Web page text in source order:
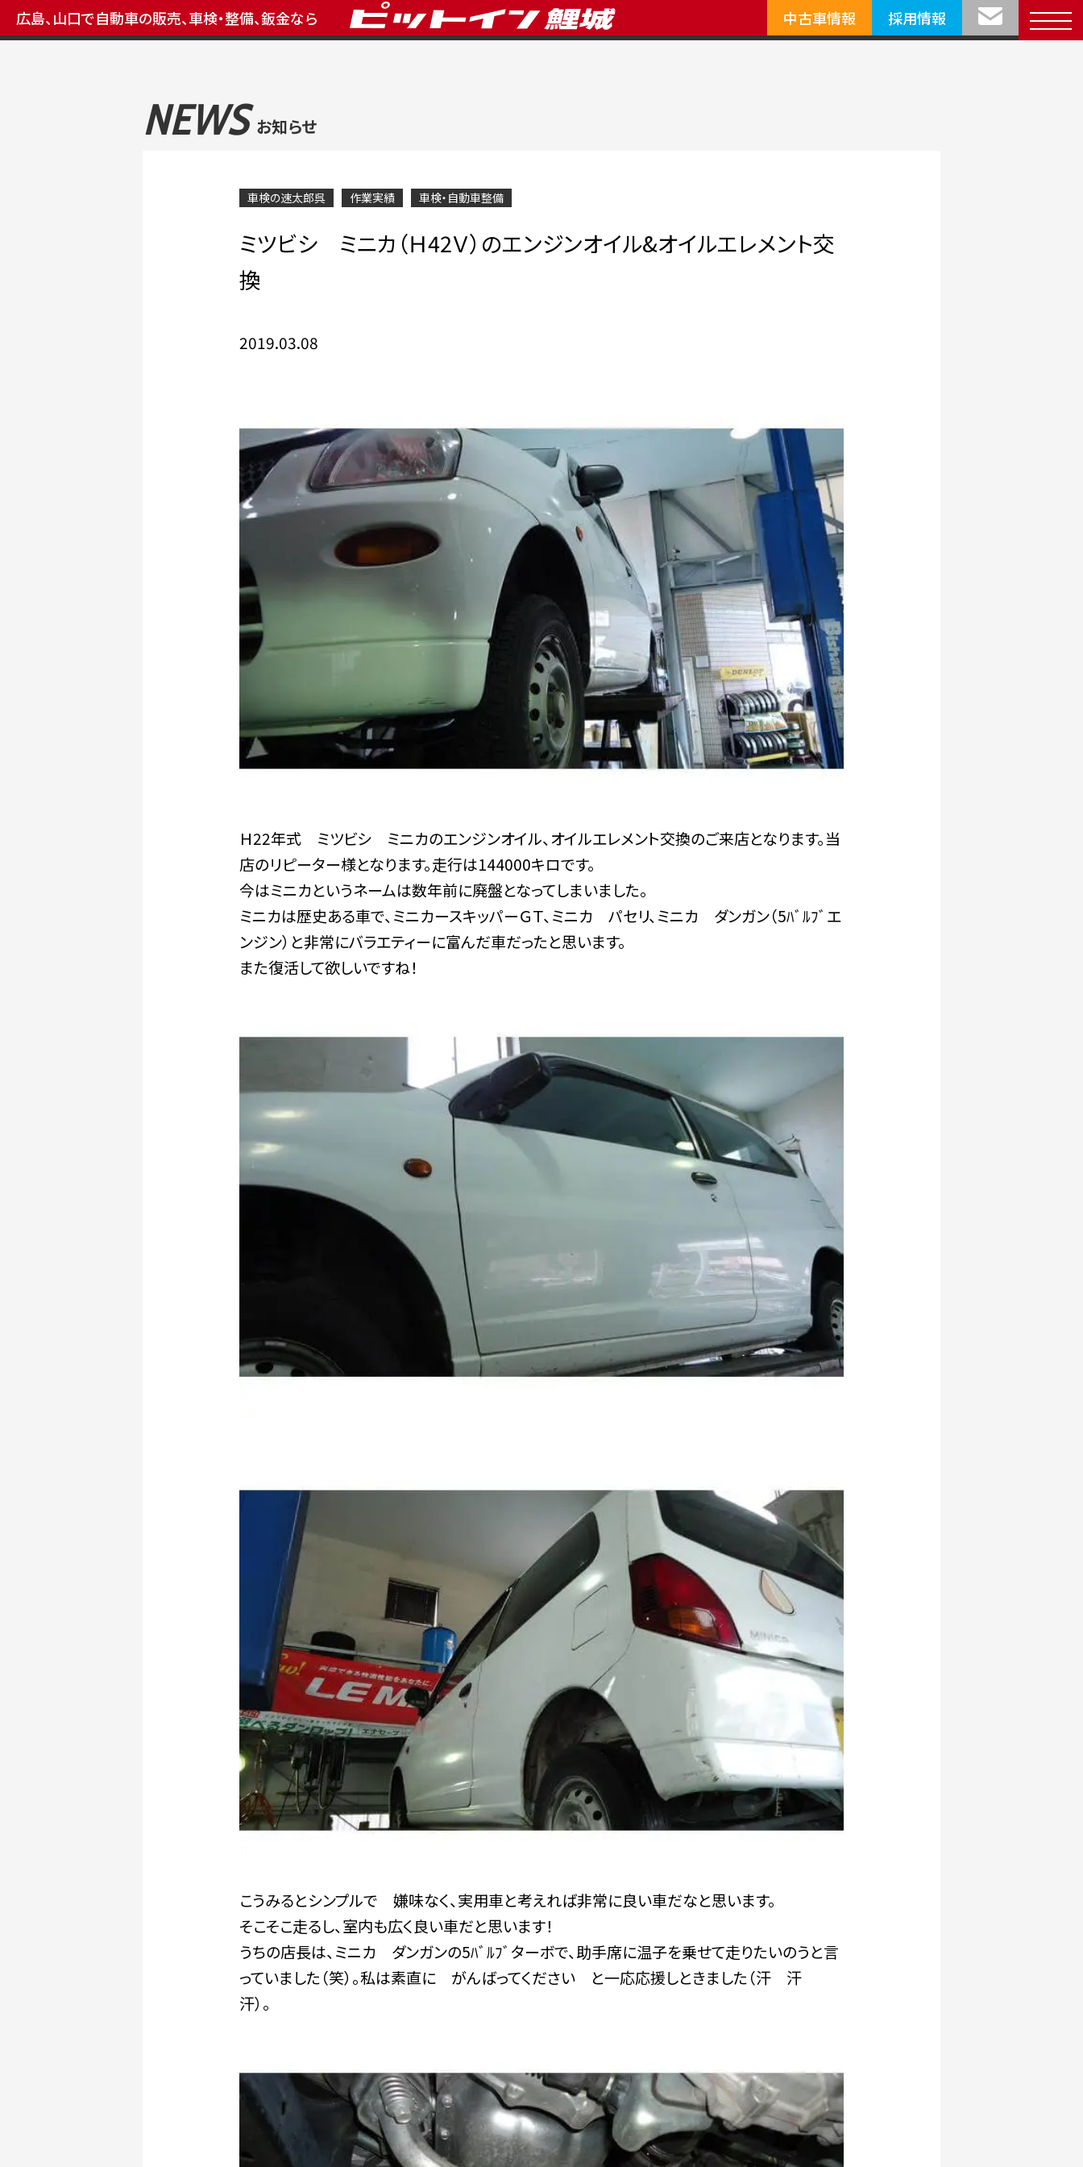
広島、山口で自動車の販売、車検・整備、鈑金なら 中古車情報 採用情報
NEWS お知らせ
車検の速太郎呉 作業実績 車検・自動車整備
ミツビシ ミニカ（Ｈ42Ｖ）のエンジンオイル&オイルエレメント交
換
2019.03.08
Ｈ22年式 ミツビシ ミニカのエンジンオイル、オイルエレメント交換のご来店となります。当
店のリピーター様となります。走行は144000キロです。
今はミニカというネームは数年前に廃盤となってしまいました。
ミニカは歴史ある車で、ミニカースキッパーＧＴ、ミニカ パセリ、ミニカ ダンガン（5ﾊﾞﾙﾌﾞエ
ンジン）と非常にバラエティーに富んだ車だったと思います。
また復活して欲しいですね！
こうみるとシンプルで 嫌味なく、実用車と考えれば非常に良い車だなと思います。
そこそこ走るし、室内も広く良い車だと思います！
うちの店長は、ミニカ ダンガンの5ﾊﾞﾙﾌﾞターボで、助手席に温子を乗せて走りたいのうと言
っていました（笑）。私は素直に がんばってください と一応応援しときました（汗 汗
汗）。